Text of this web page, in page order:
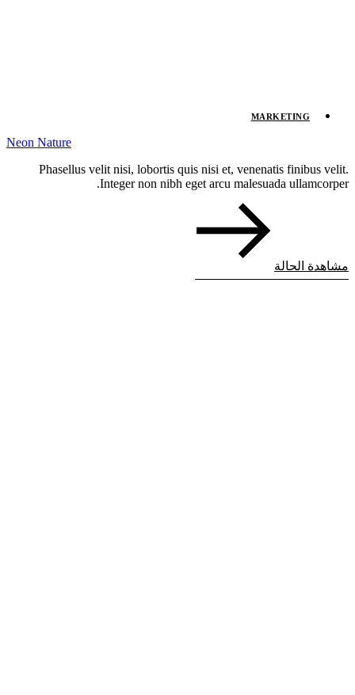
MARKETING
Neon Nature
Phasellus velit nisi, lobortis quis nisi et, venenatis finibus velit.
Integer non nibh eget arcu malesuada ullamcorper.
مشاهدة الحالة